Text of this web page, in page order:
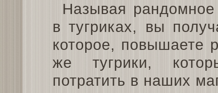
Называя
в тугриках, вы
которое, повышаете
же тугрики,
потратить в наших